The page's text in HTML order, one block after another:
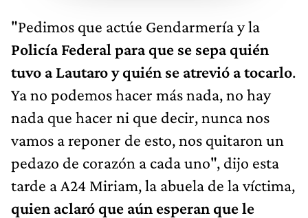
"Pedimos que actúe Gendarmería y la
Policía Federal para que se sepa quién
tuvo a Lautaro y quién se atrevió a tocarlo.
Ya no podemos hacer más nada, no hay
nada que hacer ni que decir, nunca nos
vamos a reponer de esto, nos quitaron un
pedazo de corazón a cada uno", dijo esta
tarde a A24 Miriam, la abuela de la víctima,
quien aclaró que aún esperan que le